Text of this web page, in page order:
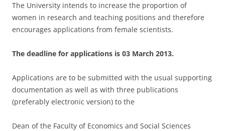
The University intends to increase the proportion of
women in research and teaching positions and therefore
encourages applications from female scientists.
The deadline for applications is 03 March 2013.
Applications are to be submitted with the usual supporting
documentation as well as with three publications
(preferably electronic version) to the
Dean of the Faculty of Economics and Social Sciences